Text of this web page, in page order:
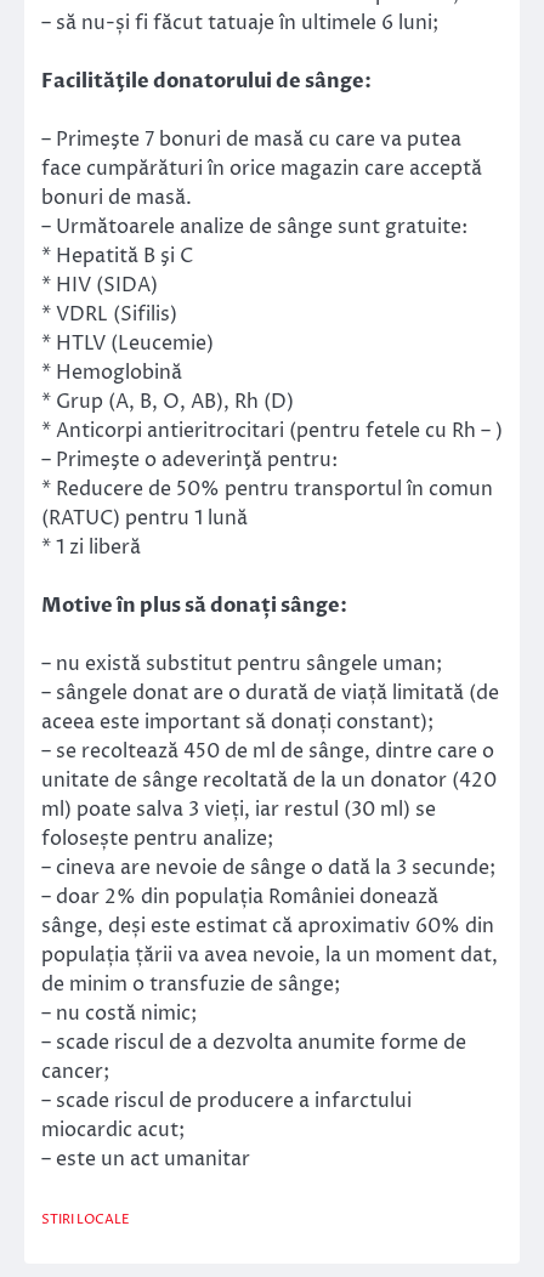
– să nu-și fi făcut tatuaje în ultimele 6 luni;
Facilităţile donatorului de sânge:
– Primeşte 7 bonuri de masă cu care va putea
face cumpărături în orice magazin care acceptă
bonuri de masă.
– Următoarele analize de sânge sunt gratuite:
* Hepatită B şi C
* HIV (SIDA)
* VDRL (Sifilis)
* HTLV (Leucemie)
* Hemoglobină
* Grup (A, B, O, AB), Rh (D)
* Anticorpi antieritrocitari (pentru fetele cu Rh – )
– Primeşte o adeverinţă pentru:
* Reducere de 50% pentru transportul în comun
(RATUC) pentru 1 lună
* 1 zi liberă
Motive în plus să donați sânge:
– nu există substitut pentru sângele uman;
– sângele donat are o durată de viață limitată (de
aceea este important să donați constant);
– se recoltează 450 de ml de sânge, dintre care o
unitate de sânge recoltată de la un donator (420
ml) poate salva 3 vieți, iar restul (30 ml) se
folosește pentru analize;
– cineva are nevoie de sânge o dată la 3 secunde;
– doar 2% din populația României donează
sânge, deși este estimat că aproximativ 60% din
populația țării va avea nevoie, la un moment dat,
de minim o transfuzie de sânge;
– nu costă nimic;
– scade riscul de a dezvolta anumite forme de
cancer;
– scade riscul de producere a infarctului
miocardic acut;
– este un act umanitar
STIRI LOCALE